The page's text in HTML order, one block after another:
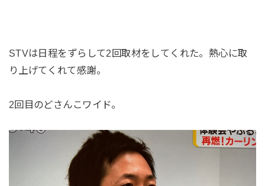
STVは日程をずらして2回取材をしてくれた。熱心に取
り上げてくれて感謝。
2回目のどさんこワイド。